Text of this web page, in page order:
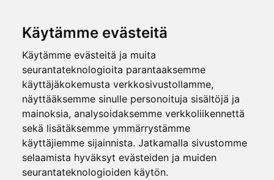
Käytämme evästeitä
Käytämme evästeitä ja muita
seurantateknologioita parantaaksemme
käyttäjäkokemusta verkkosivustollamme,
näyttääksemme sinulle personoituja sisältöjä ja
mainoksia, analysoidaksemme verkkoliikennettä
sekä lisätäksemme ymmärrystämme
käyttäjiemme sijainnista. Jatkamalla sivustomme
selaamista hyväksyt evästeiden ja muiden
seurantateknologioiden käytön.